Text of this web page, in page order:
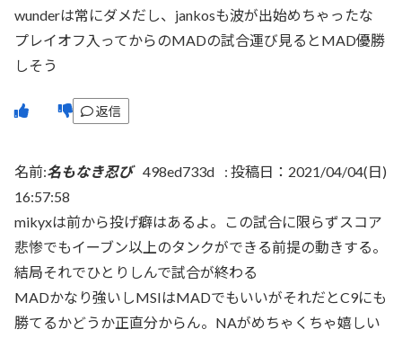
wunderは常にダメだし、jankosも波が出始めちゃったな
プレイオフ入ってからのMADの試合運び見るとMAD優勝
しそう
返信
名前:名もなき忍び 498ed733d : 投稿日：2021/04/04(日)
16:57:58
mikyxは前から投げ癖はあるよ。この試合に限らずスコア
悲惨でもイーブン以上のタンクができる前提の動きする。
結局それでひとりしんで試合が終わる
MADかなり強いしMSIはMADでもいいがそれだとC9にも
勝てるかどうか正直分からん。NAがめちゃくちゃ嬉しい